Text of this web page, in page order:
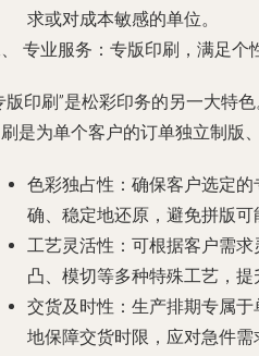
求或对成本敏感的单位。
专业服务：专版印刷，满足个
版印刷”是松彩印务的另一大特
是为单个客户的订单独立制版
色彩独占性 ：确保客户选定
确、稳定地还原，避免拼版可
工艺灵活性 ：可根据客户需
凸、模切等多种特殊工艺，提
交货及时性 ：生产排期专属
地保障交货时限，应对急件需